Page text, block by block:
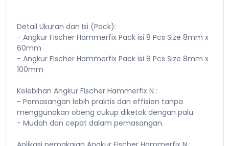
Detail Ukuran dan Isi (Pack):
- Angkur Fischer Hammerfix Pack isi 8 Pcs Size 8mm x
60mm
- Angkur Fischer Hammerfix Pack isi 8 Pcs Size 8mm x
100mm
Kelebihan Angkur Fischer Hammerfix N :
- Pemasangan lebih praktis dan effisien tanpa
menggunakan obeng cukup diketok dengan palu.
- Mudah dan cepat dalam pemasangan.